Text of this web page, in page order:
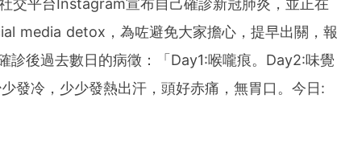
交平台Instagram宣布自己確診新冠肺炎，並正在
media detox，為咗避免大家擔心，提早出關，報
診後過去數日的病徵：「Day1:喉嚨痕。Day2:味覺
發冷，少少發熱出汗，頭好赤痛，無胃口。今日: